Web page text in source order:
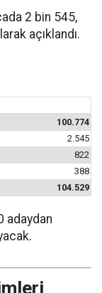
2 bin 545,
açıklandı.
100.774
2.545
822
388
104.529
adaydan